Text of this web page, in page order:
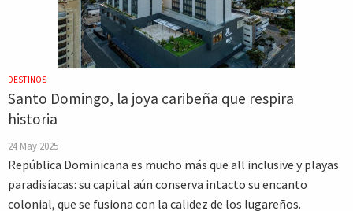
DESTINOS
Santo Domingo, la joya caribeña que respira
historia
24 May 2025
República Dominicana es mucho más que all inclusive y playas
paradisíacas: su capital aún conserva intacto su encanto
colonial, que se fusiona con la calidez de los lugareños.